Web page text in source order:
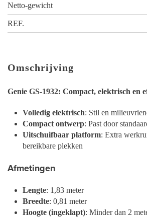
Netto-gewicht
REF.
Omschrijving
Genie GS-1932: Compact, elektrisch en
Volledig elektrisch: Stil en
Compact ontwerp: Past door
Uitschuifbaar platform: Extra
bereikbare plekken
Afmetingen
Lengte: 1,83 meter
Breedte: 0,81 meter
Hoogte (ingeklapt): Minder dan 2